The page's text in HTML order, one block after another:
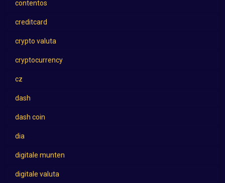
contentos
creditcard
crypto valuta
cryptocurrency
cz
dash
dash coin
dia
digitale munten
digitale valuta